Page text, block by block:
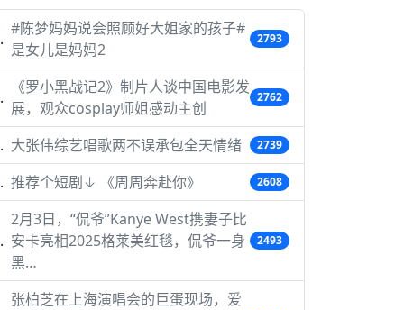
#陈梦妈妈说会照顾好大姐家的孩子#
是女儿是妈妈2
2793
《罗小黑战记2》制片人谈中国电影发
展，观众cosplay师姐感动主创
2762
大张伟综艺唱歌两不误承包全天情绪 2739
推荐个短剧↓ 《周周奔赴你》 2608
2月3日，“侃爷”Kanye West携妻子比
安卡亮相2025格莱美红毯，侃爷一身
黑…
2493
张柏芝在上海演唱会的巨蛋现场，爱